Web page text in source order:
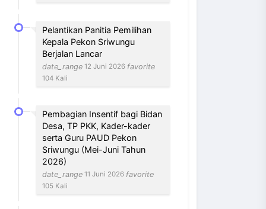
Pelantikan Panitia Pemilihan
Kepala Pekon Sriwungu
Berjalan Lancar
date_range 12 Juni 2026 favorite
104 Kali
Pembagian Insentif bagi Bidan
Desa, TP PKK, Kader-kader
serta Guru PAUD Pekon
Sriwungu (Mei-Juni Tahun
2026)
date_range 11 Juni 2026 favorite
105 Kali